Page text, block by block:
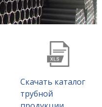
Скачать каталог
трубной